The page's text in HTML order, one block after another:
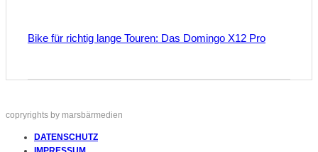
Bike für richtig lange Touren: Das Domingo X12 Pro
copryrights by marsbärmedien
DATENSCHUTZ